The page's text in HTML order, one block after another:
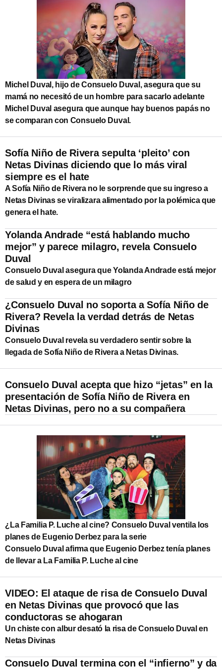
Michel Duval, hijo de Consuelo Duval, asegura que su
mamá no necesitó de un hombre para sacarlo adelante
Michel Duval asegura que aunque hay buenos papás no
se comparan con Consuelo Duval.
Sofía Niño de Rivera sepulta ‘pleito’ con
Netas Divinas diciendo que lo más viral
siempre es el hate
A Sofía Niño de Rivera no le sorprende que su ingreso a
Netas Divinas se viralizara alimentado por la polémica que
genera el hate.
Yolanda Andrade “está hablando mucho
mejor” y parece milagro, revela Consuelo
Duval
Consuelo Duval asegura que Yolanda Andrade está mejor
de salud y en espera de un milagro
¿Consuelo Duval no soporta a Sofía Niño de
Rivera? Revela la verdad detrás de Netas
Divinas
Consuelo Duval revela su verdadero sentir sobre la
llegada de Sofía Niño de Rivera a Netas Divinas.
Consuelo Duval acepta que hizo “jetas” en la
presentación de Sofía Niño de Rivera en
Netas Divinas, pero no a su compañera
¿La Familia P. Luche al cine? Consuelo Duval ventila los
planes de Eugenio Derbez para la serie
Consuelo Duval afirma que Eugenio Derbez tenía planes
de llevar a La Familia P. Luche al cine
VIDEO: El ataque de risa de Consuelo Duval
en Netas Divinas que provocó que las
conductoras se ahogaran
Un chiste con albur desató la risa de Consuelo Duval en
Netas Divinas
Consuelo Duval termina con el “infierno” y da